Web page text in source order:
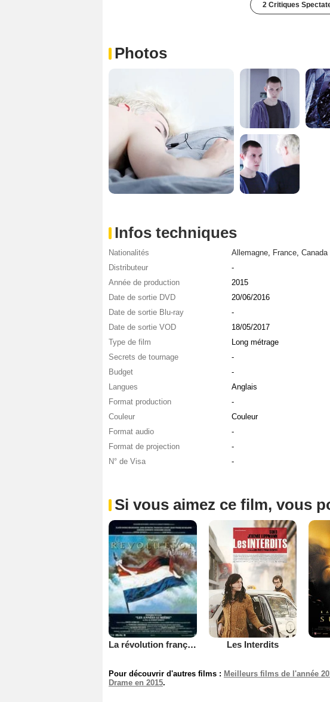
2 Critiques
Photos
Infos techniques
Nationalités Allemagne, France, Canada
Distributeur
-
Année de production
2015
Date de sortie DVD
20/06/2016
Date de sortie Blu-ray
-
Date de sortie VOD
18/05/2017
Type de film
Long métrage
Secrets de tournage
-
Budget
-
Langues
Anglais
Format production
-
Couleur
Couleur
Format audio
-
Format de projection
-
N° de Visa
-
Si vous aimez ce film, vous
La révolution française Les Interdits
Pour découvrir d'autres films : Meilleurs films de l'année
Drame en 2015.